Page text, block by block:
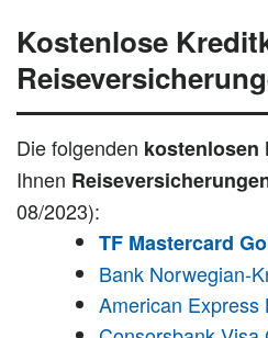
Kostenlose
Die folgenden kostenlosen
Ihnen
08/2023):
TF Mastercard
Bank Norwegian-
American Express